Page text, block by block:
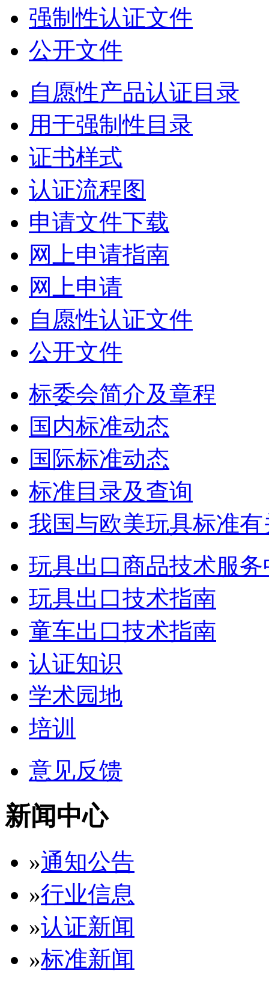
强制性认证文件
公开文件
自愿性产品认证目录
用于强制性目录
证书样式
认证流程图
申请文件下载
网上申请指南
网上申请
自愿性认证文件
公开文件
标委会简介及章程
国内标准动态
国际标准动态
标准目录及查询
我国与欧美玩具标准
玩具出口商品技术服
玩具出口技术指南
童车出口技术指南
认证知识
学术园地
培训
意见反馈
新闻中心
»通知公告
»行业信息
»认证新闻
»标准新闻